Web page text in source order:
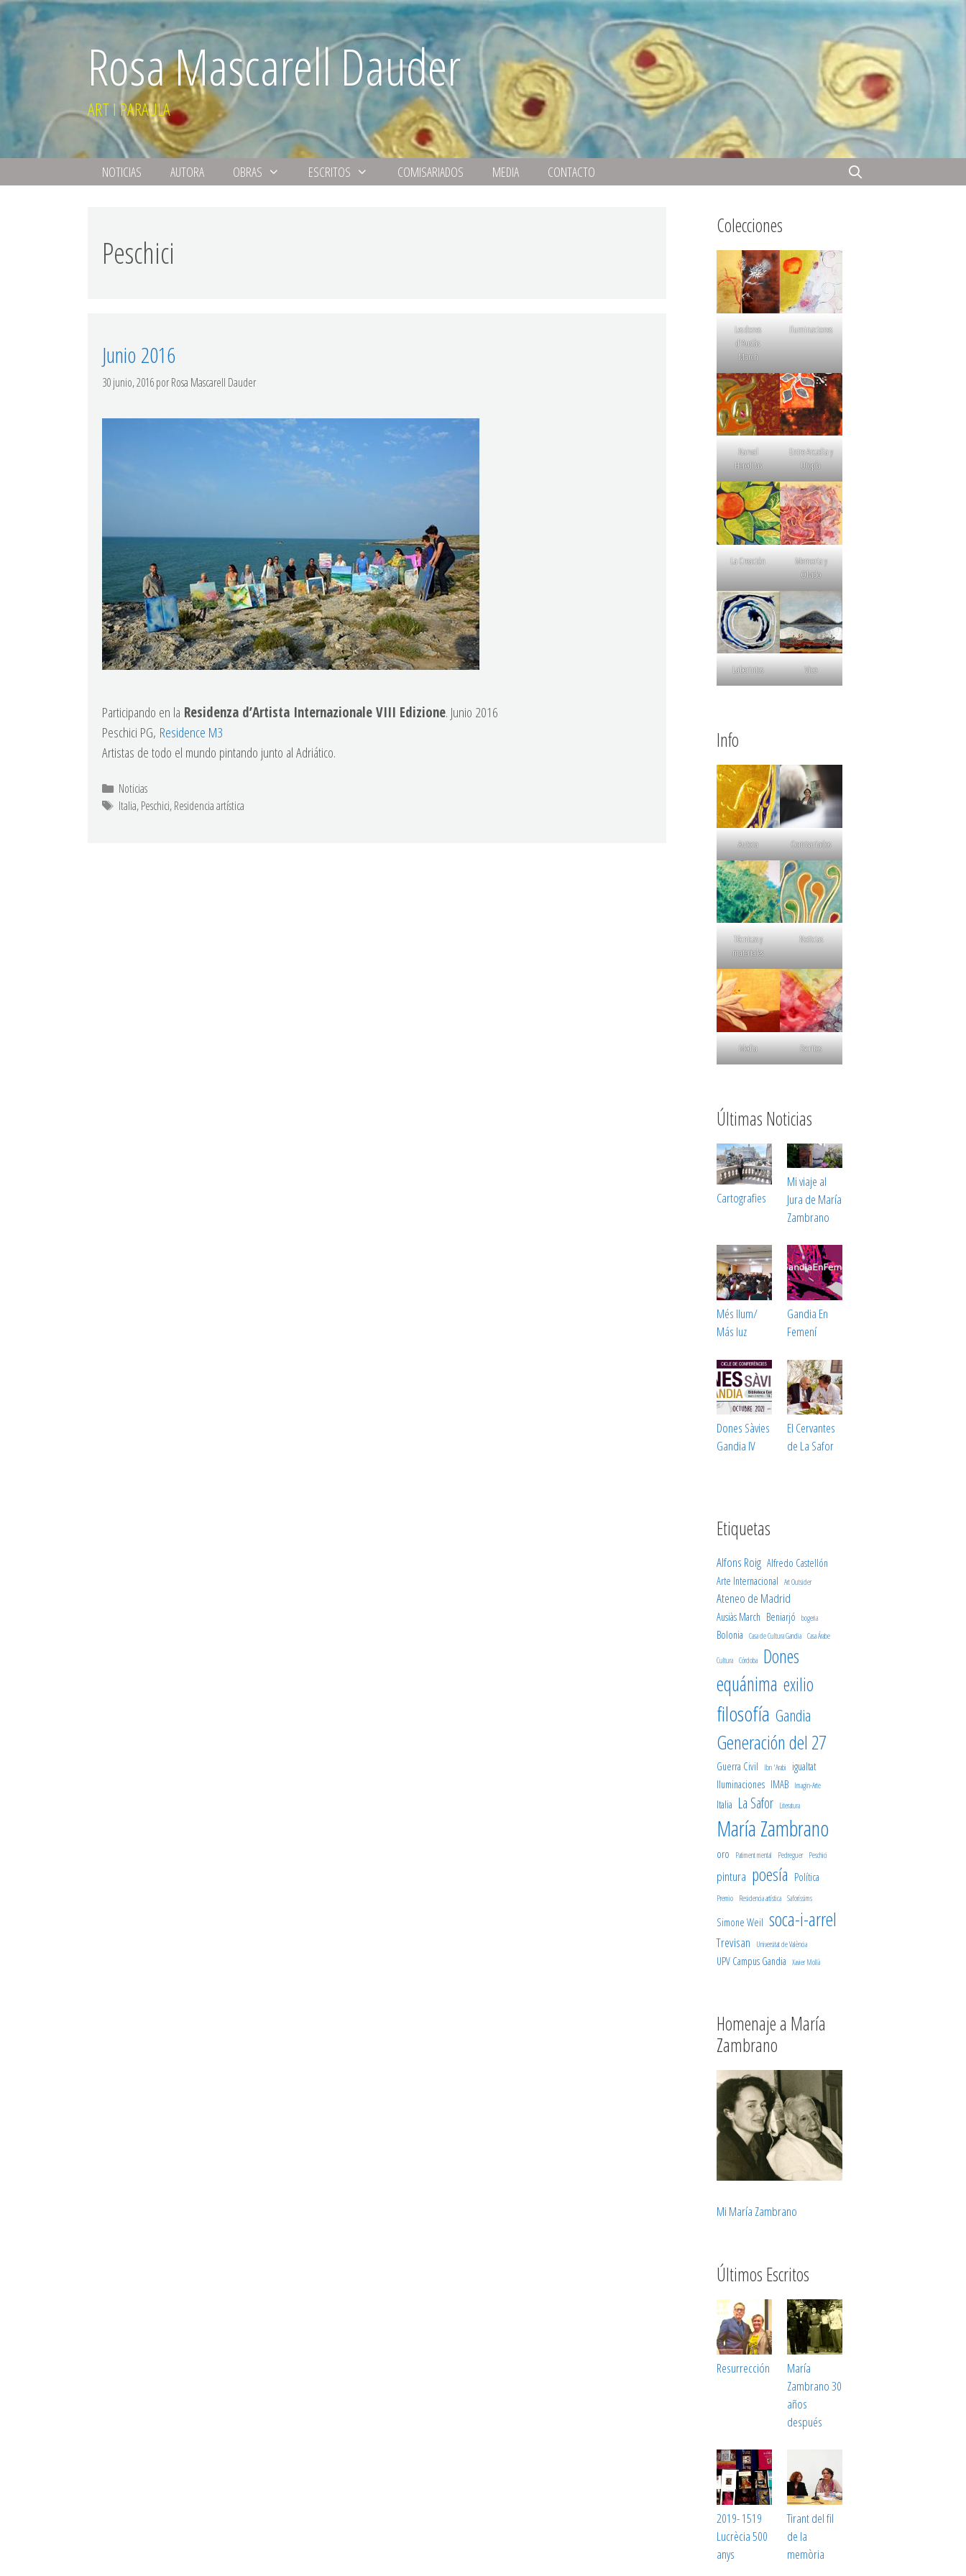
Rosa Mascarell Dauder
ART I PARAULA
NOTICIAS AUTORA OBRAS ESCRITOS COMISARIADOS MEDIA CONTACTO
Peschici
Junio 2016
30 junio, 2016porRosa Mascarell Dauder
Participando en la Residenza d’Artista Internazionale VIII Edizione. Junio 2016
Peschici PG, Residence M3
Artistas de todo el mundo pintando junto al Adriático.
Noticias
Italia,Peschici,Residencia artística
Colecciones
Les dones
d'Ausiàs
March
Iluminaciones
Narval
Hereditas
Entre Arcadia y
Utopía
La Creación
Memoria y
Olvido
Laberintos Vico
Info
Autora Comisariados
Técnicas y
materiales
Noticias
Media Escritos
Últimas Noticias
Cartografies
Mi viaje al
Jura de María
Zambrano
Més llum/
Más luz
Gandia En
Femení
Dones Sàvies
Gandia IV
El Cervantes
de La Safor
Etiquetas
Alfons Roig Alfredo Castellón
Arte Internacional
Art Outsider
Ateneo de Madrid
Ausiàs March Beniarjó bogeria
Bolonia Casa de Cultura Gandia Casa Árabe
Cultura Córdoba Dones
equánima exilio
filosofía Gandia
Generación del 27
Guerra Civil Ibn 'Arabi
igualtat
Iluminaciones IMAB Imagin-Arte
Italia La Safor Literatura
María Zambrano
oro Patiment mental Pedreguer Peschici
pintura poesía Política
Premio Residencia artística Saforíssims
Simone Weil soca-i-arrel
Trevisan Universitat de València
UPV Campus Gandia Xavier Mollà
Homenaje a María
Zambrano
Mi María Zambrano
Últimos Escritos
Resurrección
María
Zambrano 30
años
después
2019- 1519
Lucrècia 500
anys
Tirant del fil
de la
memòria